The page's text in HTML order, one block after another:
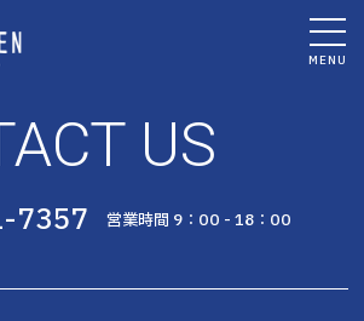
MENU
US
7357 営業時間 9：00 - 18：00